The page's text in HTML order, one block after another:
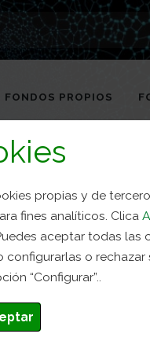
propias y de
fines analíticos. Clica
aceptar todas las
configurarlas o rechazar
“Configurar”..
FONDOS PROPIOS